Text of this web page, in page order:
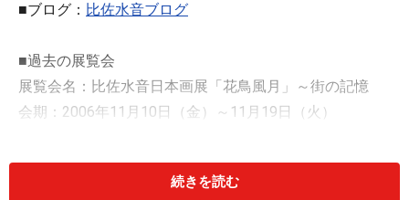
■ブログ： 比佐水音ブログ
■過去の展覧会
展覧会名：比佐水音日本画展「花鳥風月」～街の記憶
会期：2006年11月10日（金）～11月19日（火）
住所：福岡市中央区大名2－7－11
続きを読む